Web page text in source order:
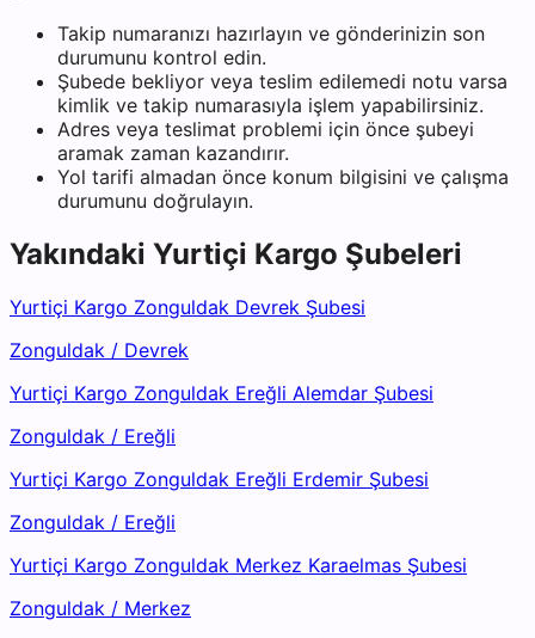
Takip numaranızı hazırlayın ve gönderinizin son
durumunu kontrol edin.
Şubede bekliyor veya teslim edilemedi notu varsa
kimlik ve takip numarasıyla işlem yapabilirsiniz.
Adres veya teslimat problemi için önce şubeyi
aramak zaman kazandırır.
Yol tarifi almadan önce konum bilgisini ve çalışma
durumunu doğrulayın.
Yakındaki Yurtiçi Kargo Şubeleri
Yurtiçi Kargo Zonguldak Devrek Şubesi
Zonguldak / Devrek
Yurtiçi Kargo Zonguldak Ereğli Alemdar Şubesi
Zonguldak / Ereğli
Yurtiçi Kargo Zonguldak Ereğli Erdemir Şubesi
Zonguldak / Ereğli
Yurtiçi Kargo Zonguldak Merkez Karaelmas Şubesi
Zonguldak / Merkez